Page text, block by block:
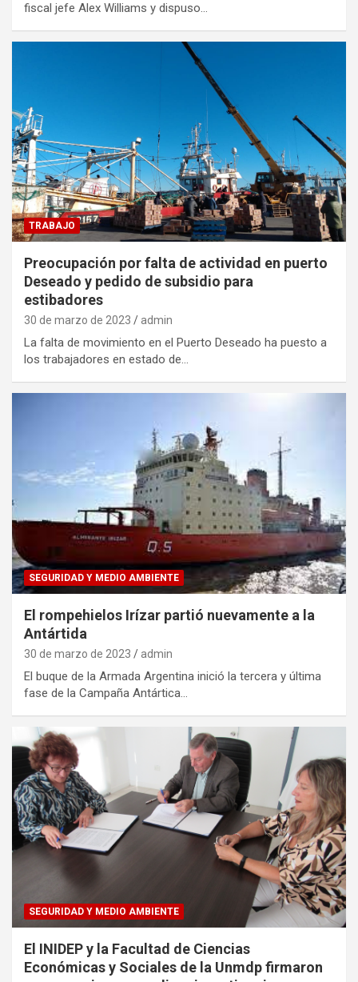
fiscal jefe Alex Williams y dispuso…
TRABAJO
Preocupación por falta de actividad en puerto
Deseado y pedido de subsidio para
estibadores
30 de marzo de 2023 admin
La falta de movimiento en el Puerto Deseado ha puesto a
los trabajadores en estado de…
SEGURIDAD Y MEDIO AMBIENTE
El rompehielos Irízar partió nuevamente a la
Antártida
30 de marzo de 2023 admin
El buque de la Armada Argentina inició la tercera y última
fase de la Campaña Antártica…
SEGURIDAD Y MEDIO AMBIENTE
El INIDEP y la Facultad de Ciencias
Económicas y Sociales de la Unmdp firmaron